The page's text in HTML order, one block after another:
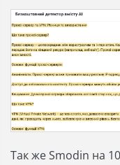
Так же Smodin на